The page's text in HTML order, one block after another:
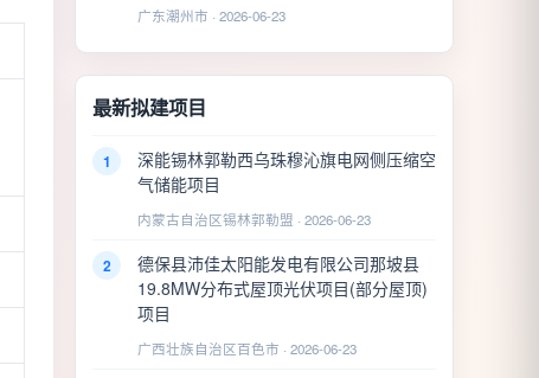
广东潮州市 · 2026-06-23
最新拟建项目
1
深能锡林郭勒西乌珠穆沁旗电网侧压缩空
气储能项目
内蒙古自治区锡林郭勒盟 · 2026-06-23
2
德保县沛佳太阳能发电有限公司那坡县
19.8MW分布式屋顶光伏项目(部分屋顶)
项目
广西壮族自治区百色市 · 2026-06-23